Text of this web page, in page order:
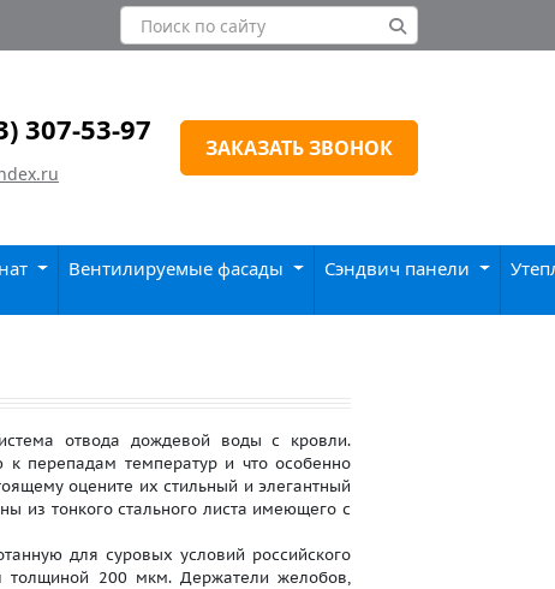
307-53-97
ЗАКАЗАТЬ ЗВОНОК
Вентилируемые фасады Сэндвич панели
отвода дождевой воды с кровли.
к перепадам температур и что особенно
оцените их стильный и элегантный
из тонкого стального листа имеющего с
для суровых условий российского
толщиной 200 мкм. Держатели желобов,